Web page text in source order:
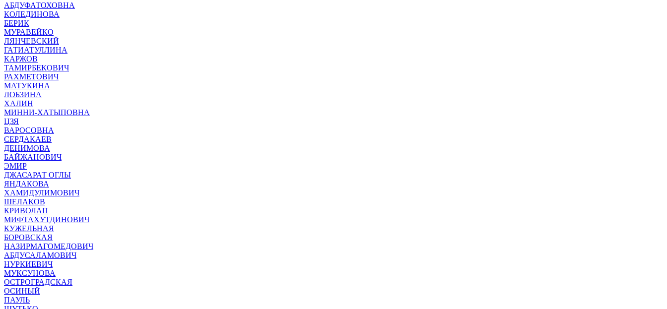
АБДУФАТОХОВНА
КОЛЕДИНОВА
БЕРИК
МУРАВЕЙКО
ЛЯНЧЕВСКИЙ
ГАТИАТУЛЛИНА
КАРЖОВ
ТАМИРБЕКОВИЧ
РАХМЕТОВИЧ
МАТУКИНА
ЛОБЗИНА
ХАЛИН
МИННИ-ХАТЫПОВНА
ЦЗЯ
ВАРОСОВНА
СЕРДАКАЕВ
ДЕНИМОВА
БАЙЖАНОВИЧ
ЭМИР
ДЖАСАРАТ ОГЛЫ
ЯНДАКОВА
ХАМИДУЛИМОВИЧ
ШЕЛАКОВ
КРИВОЛАП
МИФТАХУТДИНОВИЧ
КУЖЕЛЬНАЯ
БОРОВСКАЯ
НАЗИРМАГОМЕДОВИЧ
АБДУСАЛАМОВИЧ
НУРКИЕВИЧ
МУКСУНОВА
ОСТРОГРАДСКАЯ
ОСИНЫЙ
ПАУЛЬ